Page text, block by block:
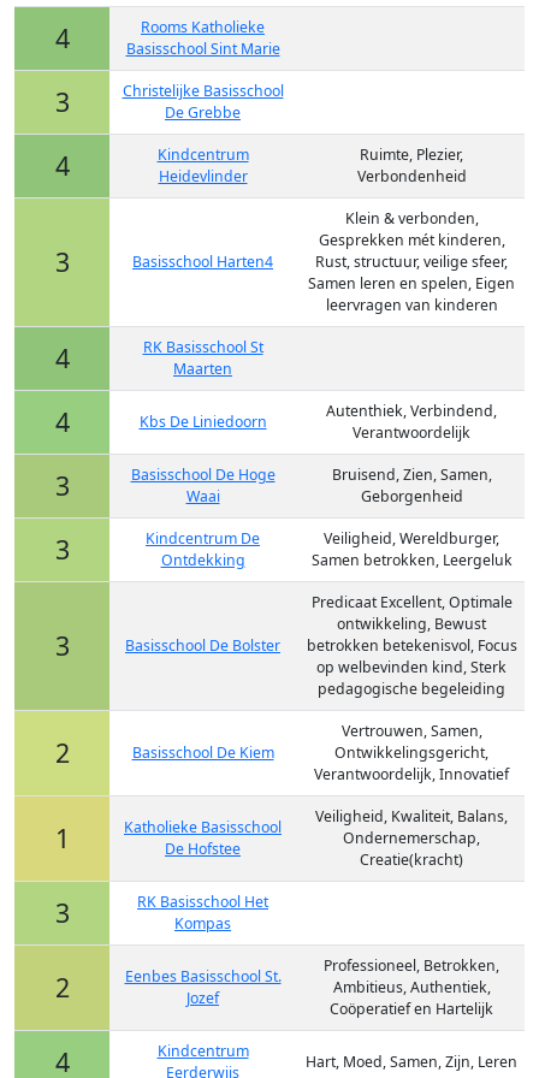
4
Rooms Katholieke
Basisschool Sint Marie
3
Christelijke Basisschool
De Grebbe
4
Kindcentrum
Heidevlinder
Ruimte, Plezier,
Verbondenheid
3 Basisschool Harten4
Klein & verbonden,
Gesprekken mét kinderen,
Rust, structuur, veilige sfeer,
Samen leren en spelen, Eigen
leervragen van kinderen
4
RK Basisschool St
Maarten
4 Kbs De Liniedoorn
Autenthiek, Verbindend,
Verantwoordelijk
3
Basisschool De Hoge
Waai
Bruisend, Zien, Samen,
Geborgenheid
3
Kindcentrum De
Ontdekking
Veiligheid, Wereldburger,
Samen betrokken, Leergeluk
3 Basisschool De Bolster
Predicaat Excellent, Optimale
ontwikkeling, Bewust
betrokken betekenisvol, Focus
op welbevinden kind, Sterk
pedagogische begeleiding
2 Basisschool De Kiem
Vertrouwen, Samen,
Ontwikkelingsgericht,
Verantwoordelijk, Innovatief
1
Katholieke Basisschool
De Hofstee
Veiligheid, Kwaliteit, Balans,
Ondernemerschap,
Creatie(kracht)
3
RK Basisschool Het
Kompas
2
Eenbes Basisschool St.
Jozef
Professioneel, Betrokken,
Ambitieus, Authentiek,
Coöperatief en Hartelijk
4
Kindcentrum
Eerderwijs
Hart, Moed, Samen, Zijn, Leren